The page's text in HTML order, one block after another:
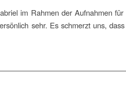
im Rahmen der Aufnahmen für
sehr. Es schmerzt uns,